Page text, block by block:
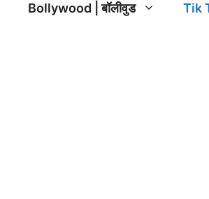
Bollywood | बॉलीवुड Tik